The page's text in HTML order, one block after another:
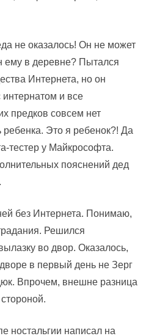
не оказалось! Он не может
ему в деревне? Пытался
Интернета, но он
интернатом и все
предков совсем нет
Это я ребенок?! Да
тестер у Майкрософта.
пояснений дед
без Интернета. Понимаю,
Решился
во двор. Оказалось,
в первый день не Зерг
Впрочем, внешне разница
ностальгии написал на